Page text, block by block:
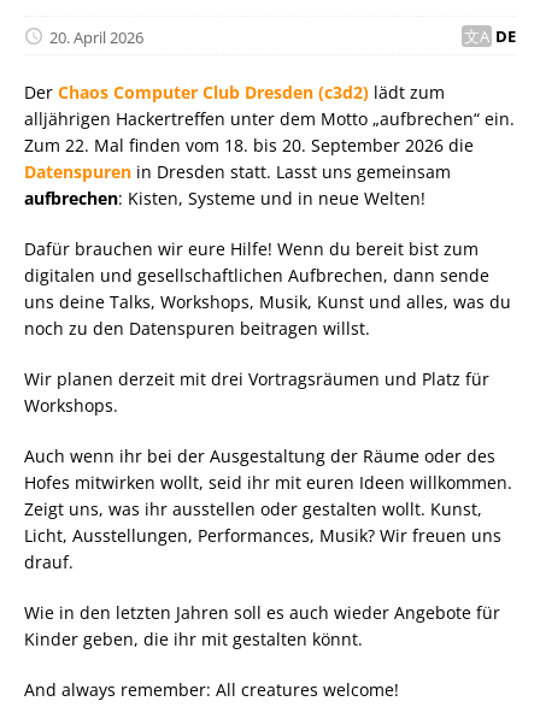
20. April 2026 DE
Der Chaos Computer Club Dresden (c3d2) lädt zum
alljährigen Hackertreffen unter dem Motto „aufbrechen“ ein.
Zum 22. Mal finden vom 18. bis 20. September 2026 die
Datenspuren in Dresden statt. Lasst uns gemeinsam
aufbrechen: Kisten, Systeme und in neue Welten!
Dafür brauchen wir eure Hilfe! Wenn du bereit bist zum
digitalen und gesellschaftlichen Aufbrechen, dann sende
uns deine Talks, Workshops, Musik, Kunst und alles, was du
noch zu den Datenspuren beitragen willst.
Wir planen derzeit mit drei Vortragsräumen und Platz für
Workshops.
Auch wenn ihr bei der Ausgestaltung der Räume oder des
Hofes mitwirken wollt, seid ihr mit euren Ideen willkommen.
Zeigt uns, was ihr ausstellen oder gestalten wollt. Kunst,
Licht, Ausstellungen, Performances, Musik? Wir freuen uns
drauf.
Wie in den letzten Jahren soll es auch wieder Angebote für
Kinder geben, die ihr mit gestalten könnt.
And always remember: All creatures welcome!